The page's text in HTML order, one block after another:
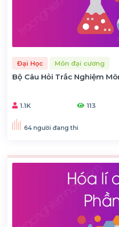
Đại Học Môn đại cương
Bộ Câu Hỏi Trắc Nghiệm
1.1K 113
64 người đang thi